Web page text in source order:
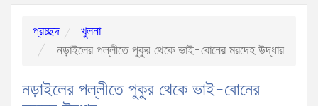
প্রচ্ছদ
খুলনা
নড়াইলের পল্লীতে পুকুর থেকে ভাই-বোনের মরদেহ উদ্ধার
নড়াইলের পল্লীতে পুকুর থেকে ভাই-বোনের